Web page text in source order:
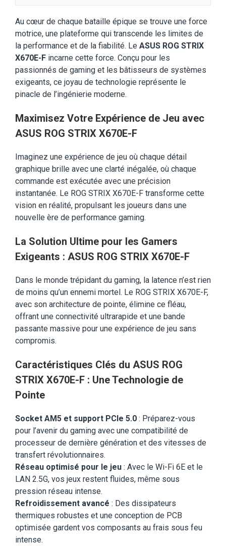
Au cœur de chaque bataille épique se trouve une force
motrice, une plateforme qui transcende les limites de
la performance et de la fiabilité. Le ASUS ROG STRIX
X670E-F incarne cette force. Conçu pour les
passionnés de gaming et les bâtisseurs de systèmes
exigeants, ce joyau de technologie représente le
pinacle de l’ingénierie moderne.
Maximisez Votre Expérience de Jeu avec
ASUS ROG STRIX X670E-F
Imaginez une expérience de jeu où chaque détail
graphique brille avec une clarté inégalée, où chaque
commande est exécutée avec une précision
instantanée. Le ROG STRIX X670E-F transforme cette
vision en réalité, propulsant les joueurs dans une
nouvelle ère de performance gaming.
La Solution Ultime pour les Gamers
Exigeants : ASUS ROG STRIX X670E-F
Dans le monde trépidant du gaming, la latence n’est rien
de moins qu’un ennemi mortel. Le ROG STRIX X670E-F,
avec son architecture de pointe, élimine ce fléau,
offrant une connectivité ultrarapide et une bande
passante massive pour une expérience de jeu sans
compromis.
Caractéristiques Clés du ASUS ROG
STRIX X670E-F : Une Technologie de
Pointe
Socket AM5 et support PCIe 5.0 : Préparez-vous
pour l’avenir du gaming avec une compatibilité de
processeur de dernière génération et des vitesses de
transfert révolutionnaires.
Réseau optimisé pour le jeu : Avec le Wi-Fi 6E et le
LAN 2.5G, vos jeux restent fluides, même sous
pression réseau intense.
Refroidissement avancé : Des dissipateurs
thermiques robustes et une conception de PCB
optimisée gardent vos composants au frais sous feu
intense.